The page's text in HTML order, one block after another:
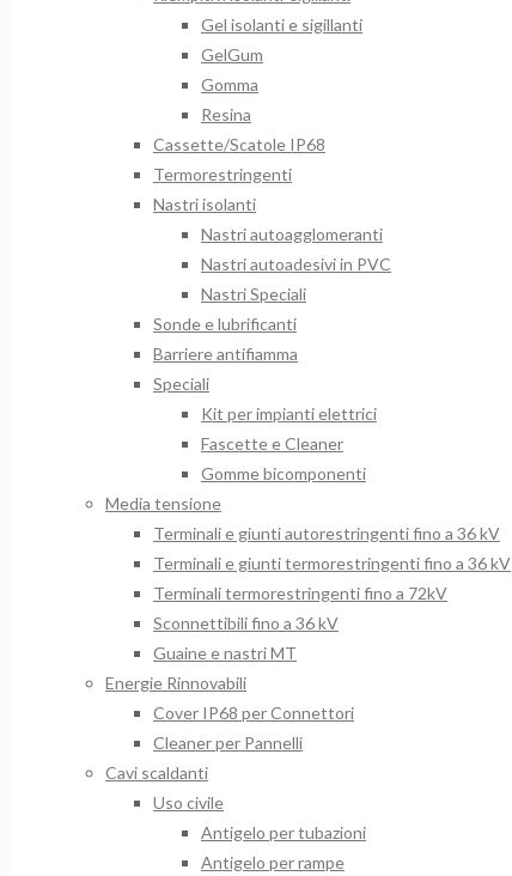
Gel isolanti e sigillanti
GelGum
Gomma
Resina
Cassette/Scatole IP68
Termorestringenti
Nastri isolanti
Nastri autoagglomeranti
Nastri autoadesivi in PVC
Nastri Speciali
Sonde e lubrificanti
Barriere antifiamma
Speciali
Kit per impianti elettrici
Fascette e Cleaner
Gomme bicomponenti
Media tensione
Terminali e giunti autorestringenti fino a 36 kV
Terminali e giunti termorestringenti fino a 36 kV
Terminali termorestringenti fino a 72kV
Sconnettibili fino a 36 kV
Guaine e nastri MT
Energie Rinnovabili
Cover IP68 per Connettori
Cleaner per Pannelli
Cavi scaldanti
Uso civile
Antigelo per tubazioni
Antigelo per rampe